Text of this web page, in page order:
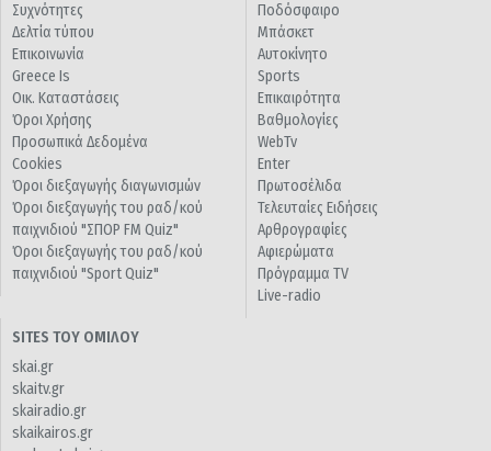
Συχνότητες
Δελτία τύπου
Επικοινωνία
Greece Is
Οικ. Καταστάσεις
Όροι Χρήσης
Προσωπικά Δεδομένα
Cookies
Όροι διεξαγωγής διαγωνισμών
Όροι διεξαγωγής του ραδ/κού
παιχνιδιού "ΣΠΟΡ FM Quiz"
Όροι διεξαγωγής του ραδ/κού
παιχνιδιού "Sport Quiz"
Ποδόσφαιρο
Μπάσκετ
Αυτοκίνητο
Sports
Επικαιρότητα
Βαθμολογίες
WebTv
Enter
Πρωτοσέλιδα
Τελευταίες Ειδήσεις
Αρθρογραφίες
Αφιερώματα
Πρόγραμμα TV
Live-radio
SITES ΤΟΥ ΟΜΙΛΟΥ
skai.gr
skaitv.gr
skairadio.gr
skaikairos.gr